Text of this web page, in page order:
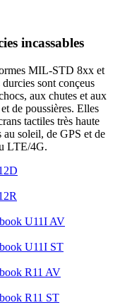
incassables
MIL-STD 8xx et
sont conçeus
aux chutes et aux
de poussières. Elles
tactiles très haute
soleil, de GPS et de
LTE/4G.
U11I AV
U11I ST
R11 AV
R11 ST